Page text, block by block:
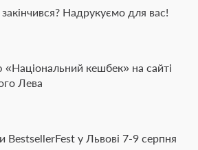
Надрукуємо для вас!
кешбек» на сайті
Лева
BestsellerFest у Львові 7-9 серпня